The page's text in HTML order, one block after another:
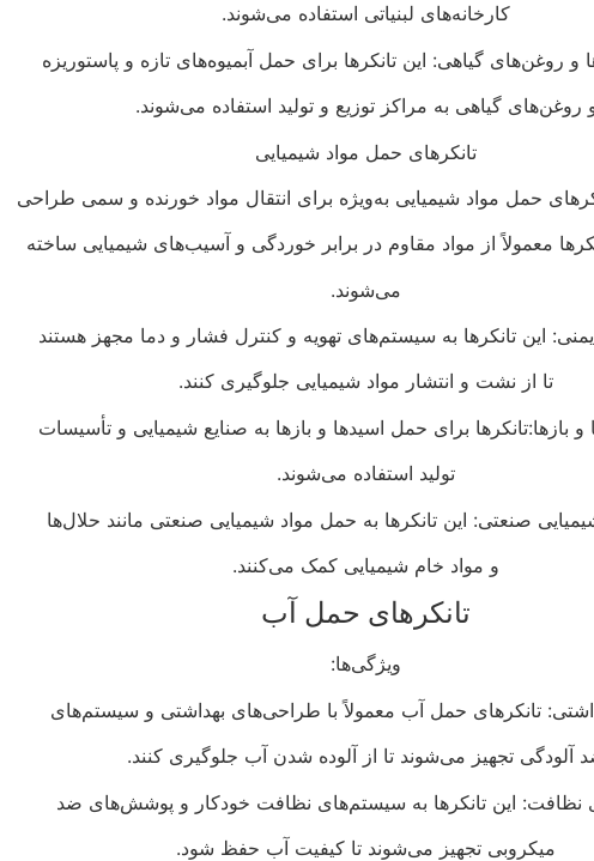
کارخانه‌های لبنیاتی استفاده می‌شوند.
و روغن‌های گیاهی: این تانکرها برای حمل آبمیوه‌های تازه و پاستوریزه
روغن‌های گیاهی به مراکز توزیع و تولید استفاده می‌شوند.
تانکرهای حمل مواد شیمیایی
حمل مواد شیمیایی به‌ویژه برای انتقال مواد خورنده و سمی طراحی
معمولاً از مواد مقاوم در برابر خوردگی و آسیب‌های شیمیایی ساخته
می‌شوند.
این تانکرها به سیستم‌های تهویه و کنترل فشار و دما مجهز هستند
تا از نشت و انتشار مواد شیمیایی جلوگیری کنند.
و بازها:تانکرها برای حمل اسیدها و بازها به صنایع شیمیایی و تأسیسات
تولید استفاده می‌شوند.
صنعتی: این تانکرها به حمل مواد شیمیایی صنعتی مانند حلال‌ها
و مواد خام شیمیایی کمک می‌کنند.
تانکرهای حمل آب
ویژگی‌ها:
تانکرهای حمل آب معمولاً با طراحی‌های بهداشتی و سیستم‌های
آلودگی تجهیز می‌شوند تا از آلوده شدن آب جلوگیری کنند.
نظافت: این تانکرها به سیستم‌های نظافت خودکار و پوشش‌های ضد
میکروبی تجهیز می‌شوند تا کیفیت آب حفظ شود.